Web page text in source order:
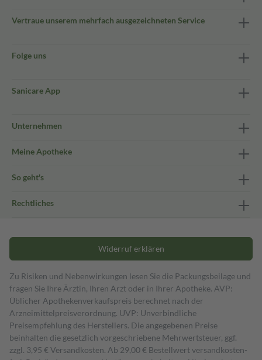
Vertraue unserem mehrfach ausgezeichneten Service
Folge uns
Sanicare App
Unternehmen
Meine Apotheke
So geht's
Rechtliches
Widerruf erklären
Zu Risiken und Nebenwirkungen lesen Sie die Packungsbeilage und
fragen Sie Ihre Ärztin, Ihren Arzt oder in Ihrer Apotheke. AVP:
Üblicher Apothekenverkaufspreis berechnet nach der
Arzneimittelpreisverordnung. UVP: Unverbindliche
Preisempfehlung des Herstellers. Die angegebenen Preise
beinhalten die gesetzlich vorgeschriebene Mehrwertsteuer, ggf.
zzgl. 3,95 € Versandkosten. Ab 29,00 € Bestell­wert versand­kosten­